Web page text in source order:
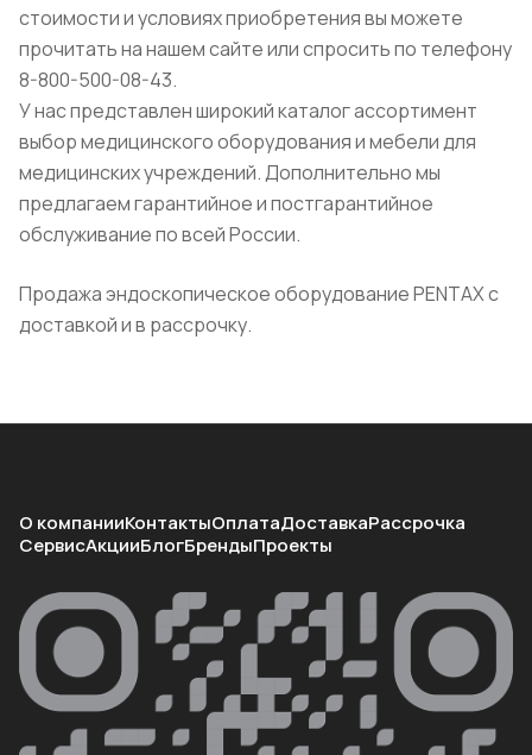
стоимости и условиях приобретения вы можете
прочитать на нашем сайте или спросить по телефону
8-800-500-08-43.
У нас представлен широкий каталог ассортимент
выбор медицинского оборудования и мебели для
медицинских учреждений. Дополнительно мы
предлагаем гарантийное и постгарантийное
обслуживание по всей России.
Продажа эндоскопическое оборудование PENTAX с
доставкой и в рассрочку.
О компанииКонтактыОплатаДоставкаРассрочка
СервисАкцииБлогБрендыПроекты